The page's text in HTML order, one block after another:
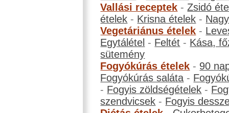
Vallási receptek -Zsidó
ételek - Krisna ételek -
Vegetáriánus ételek -
Egytálétel - Feltét - Kása,
sütemény
Fogyókúrás ételek - 90
Fogyókúrás saláta -
- Fogyis zöldségételek -
szendvicsek - Fogyis